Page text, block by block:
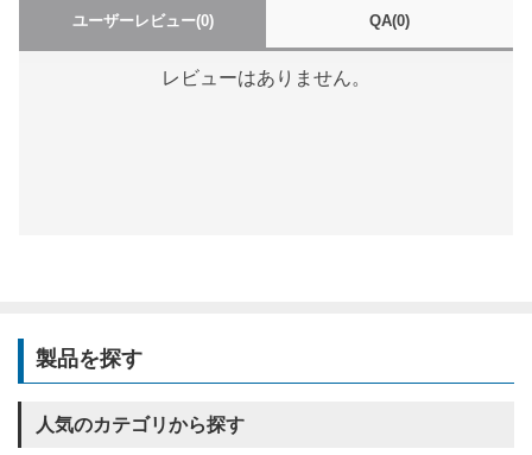
ユーザーレビュー(0) QA(0)
レビューはありません。
製品を探す
人気のカテゴリから探す